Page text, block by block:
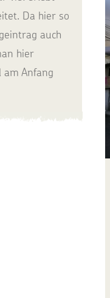
Da hier so
auch
hier
am Anfang